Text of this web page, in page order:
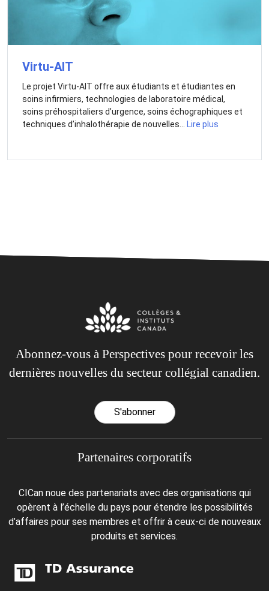
Virtu-AIT
Le projet Virtu-AIT offre aux étudiants et étudiantes en
soins infirmiers, technologies de laboratoire médical,
soins préhospitaliers d’urgence, soins échographiques et
techniques d’inhalothérapie de nouvelles...
Lire plus
Abonnez-vous à Perspectives pour recevoir les
dernières nouvelles du secteur collégial canadien.
S'abonner
Partenaires corporatifs
CICan noue des partenariats avec des organisations qui
opèrent à l’échelle du pays pour étendre les possibilités
d’affaires pour ses membres et offrir à ceux-ci de nouveaux
produits et services.